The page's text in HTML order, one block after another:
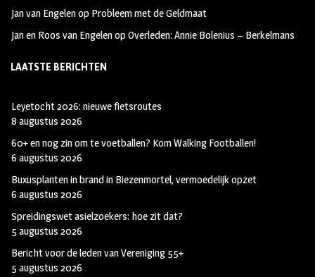
Jan van Engelenop Probleem met de Geldmaat
Jan en Roos van EngelenopOverleden: Annie Bolenius – Berkelmans
LAATSTE BERICHTEN
Leyetocht 2026: nieuwe fietsroutes
8 augustus 2026
60+ en nog zin om te voetballen? Kom Walking Footballen!
6 augustus 2026
Buxusplanten in brand in Biezenmortel, vermoedelijk opzet
6 augustus 2026
Spreidingswet asielzoekers: hoe zit dat?
5 augustus 2026
Bericht voor de leden van Vereniging 55+
5 augustus 2026